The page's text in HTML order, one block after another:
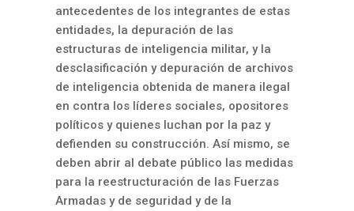
antecedentes de los integrantes de estas
entidades, la depuración de las
estructuras de inteligencia militar, y la
desclasificación y depuración de archivos
de inteligencia obtenida de manera ilegal
en contra los líderes sociales, opositores
políticos y quienes luchan por la paz y
defienden su construcción. Así mismo, se
deben abrir al debate público las medidas
para la reestructuración de las Fuerzas
Armadas y de seguridad y de la